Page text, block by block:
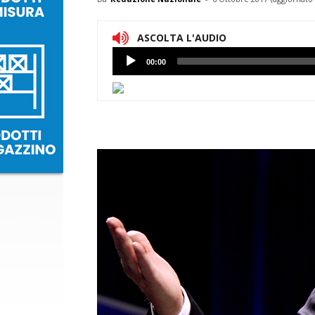
ASCOLTA L'AUDIO
Lettore
Audio
00:00